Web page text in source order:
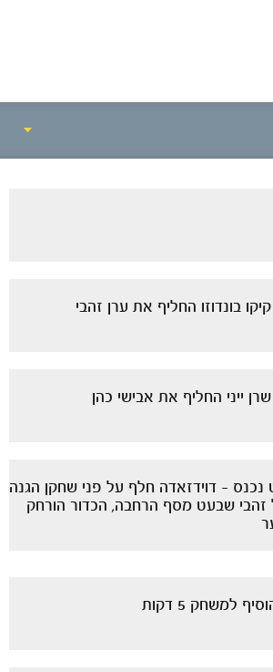
‏קיקו בונדוזו החליף את ערן זהבי
‏שרן ייני החליף את אבישי כהן
נכנס - דוידזאדה חלף על פני שחקן הגנה
זהבי שבעט מסף הרחבה, הכדור הורחק
למשחק 5 דקות